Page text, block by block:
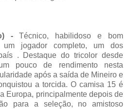
-Técnico, habilidoso e bom
um jogador completo, um dos
. Destaque do tricolor desde
pouco de rendimento nesta
após a saída de Mineiro e
a torcida. O camisa 15 é
Europa, principalmente depois de
para a seleção, no amistoso